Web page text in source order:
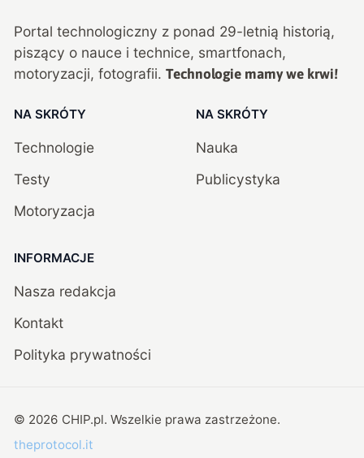
Portal technologiczny z ponad 29-letnią historią,
piszący o nauce i technice, smartfonach,
motoryzacji, fotografii. Technologie mamy we krwi!
NA SKRÓTY
Technologie
Testy
Motoryzacja
NA SKRÓTY
Nauka
Publicystyka
INFORMACJE
Nasza redakcja
Kontakt
Polityka prywatności
© 2026 CHIP.pl. Wszelkie prawa zastrzeżone.
theprotocol.it